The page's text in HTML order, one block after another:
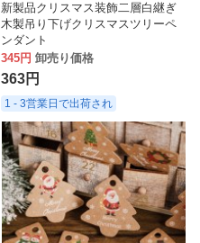
新製品クリスマス装飾二層白継ぎ
木製吊り下げクリスマスツリーペ
ンダント
345円 卸売り価格
363円
1 - 3営業日で出荷され